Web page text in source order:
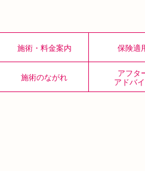
施術・料金案内 保険適
施術のながれ アフタ
アドバ